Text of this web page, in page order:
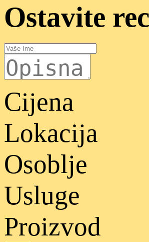
Ostavite
Cijena
Lokacija
Osoblje
Usluge
Proizvod